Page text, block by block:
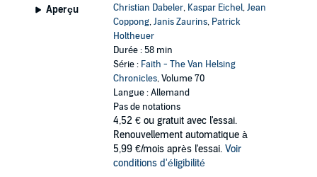
Aperçu
Christian Dabeler, Kaspar Eichel,Jean
Coppong,Janis Zaurins, Patrick
Holtheuer
Durée : 58 min
Série : Faith - The Van Helsing
Chronicles, Volume 70
Langue : Allemand
Pas de notations
4,52 € ou gratuit avec l'essai.
Renouvellement automatique à
5,99 €/mois après l'essai. Voir
conditions d'éligibilité